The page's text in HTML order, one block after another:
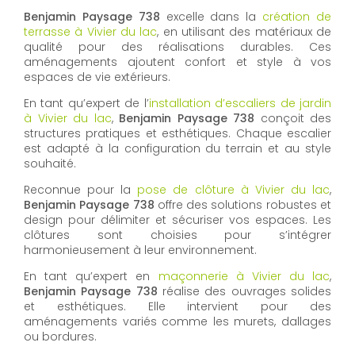
Benjamin Paysage 738 excelle dans la création de
terrasse à Vivier du lac, en utilisant des matériaux de
qualité pour des réalisations durables. Ces
aménagements ajoutent confort et style à vos
espaces de vie extérieurs.
En tant qu’expert de l’installation d’escaliers de jardin
à Vivier du lac, Benjamin Paysage 738 conçoit des
structures pratiques et esthétiques. Chaque escalier
est adapté à la configuration du terrain et au style
souhaité.
Reconnue pour la pose de clôture à Vivier du lac,
Benjamin Paysage 738 offre des solutions robustes et
design pour délimiter et sécuriser vos espaces. Les
clôtures sont choisies pour s’intégrer
harmonieusement à leur environnement.
En tant qu’expert en maçonnerie à Vivier du lac,
Benjamin Paysage 738 réalise des ouvrages solides
et esthétiques. Elle intervient pour des
aménagements variés comme les murets, dallages
ou bordures.